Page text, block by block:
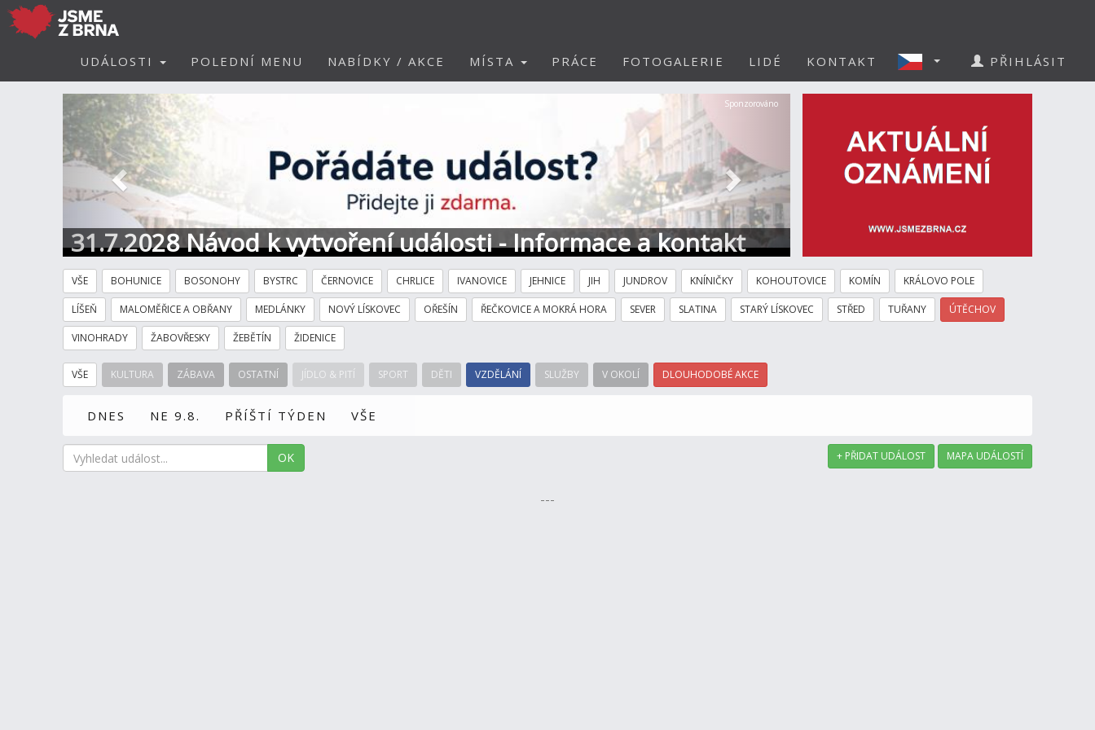
UDÁLOSTI POLEDNÍ MENU NABÍDKY / AKCE MÍSTA PRÁCE FOTOGALERIE LIDÉ KONTAKT PŘIHLÁSIT
31.7.2028 Návod k vytvoření události - Informace a kontakt
Předchozí Další
Sponzorováno
VŠE BOHUNICE BOSONOHY BYSTRC ČERNOVICE CHRLICE IVANOVICE JEHNICE JIH JUNDROV KNÍNIČKY KOHOUTOVICE KOMÍN KRÁLOVO POLE
LÍŠEŇ MALOMĚŘICE A OBŘANY MEDLÁNKY NOVÝ LÍSKOVEC OŘEŠÍN ŘEČKOVICE A MOKRÁ HORA SEVER SLATINA STARÝ LÍSKOVEC STŘED TUŘANY ÚTĚCHOV
VINOHRADY ŽABOVŘESKY ŽEBĚTÍN ŽIDENICE
VŠE KULTURA ZÁBAVA OSTATNÍ JÍDLO & PITÍ SPORT DĚTI VZDĚLÁNÍ SLUŽBY V OKOLÍ DLOUHODOBÉ AKCE
DNES NE 9.8. PŘÍŠTÍ TÝDEN VŠE
OK + PŘIDAT UDÁLOST MAPA UDÁLOSTÍ
---